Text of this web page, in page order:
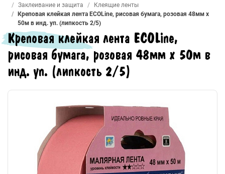
Заклеивание и защита
Клеящие ленты
Креповая клейкая лента ECOLine, рисовая бумага, розовая 48мм х
50м в инд. уп. (липкость 2/5)
Креповая клейкая лента ECOLine,
рисовая бумага, розовая 48мм х 50м в
инд. уп. (липкость 2/5)